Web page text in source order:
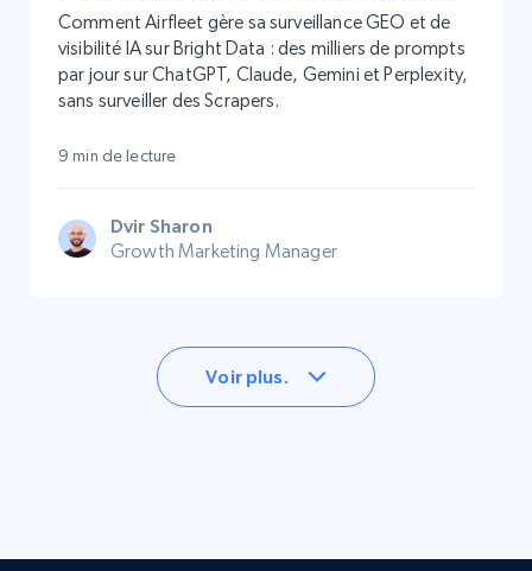
Comment Airfleet gère sa surveillance GEO et de
visibilité IA sur Bright Data : des milliers de prompts
par jour sur ChatGPT, Claude, Gemini et Perplexity,
sans surveiller des Scrapers.
9 min de lecture
Dvir Sharon
Growth Marketing Manager
Voir plus.